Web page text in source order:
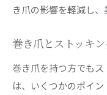
的アドバイス
方
ストッキン
巻き爪の予
き爪の影響を軽減し、
巻き爪とストッキ
巻き爪を持つ方でも
は、いくつかのポイ